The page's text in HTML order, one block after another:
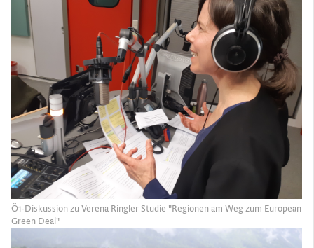
Ö1-Diskussion zu Verena Ringler Studie "Regionen am Weg zum European
Green Deal"